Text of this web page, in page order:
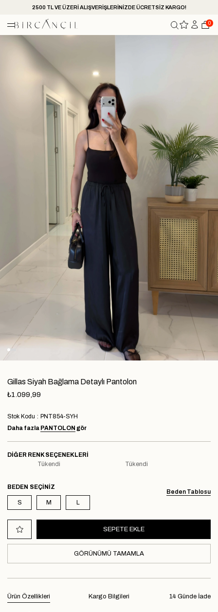
2500 TL VE ÜZERİ ALIŞVERİŞLERİNİZDE ÜCRETSİZ KARGO!
0
Gillas Siyah Bağlama Detaylı Pantolon
₺1.099,99
Stok Kodu
PNT854-SYH
Daha fazla PANTOLON gör
DIĞER RENK SEÇENEKLERI
Tükendi
Tükendi
Beden Tablosu
BEDEN
S M L
GÖRÜNÜMÜ TAMAMLA
Ürün Özellikleri 14 Günde İade
Kargo Bilgileri